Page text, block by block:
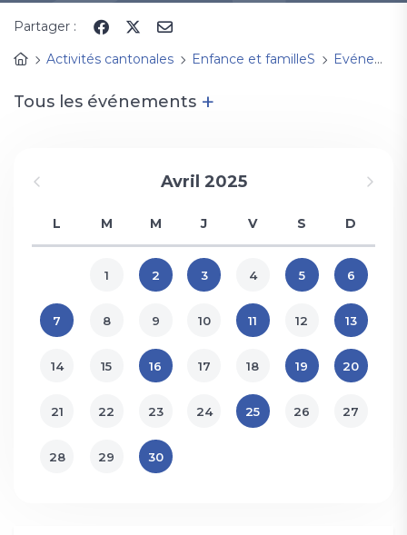
Partager :
Activités cantonales
Enfance et familleS Evénements
Tous les événements +
Avril 2025
L M M J V S D
1 2 3 4 5 6
7 8 9 10 11 12 13
14 15 16 17 18 19 20
21 22 23 24 25 26 27
28 29 30